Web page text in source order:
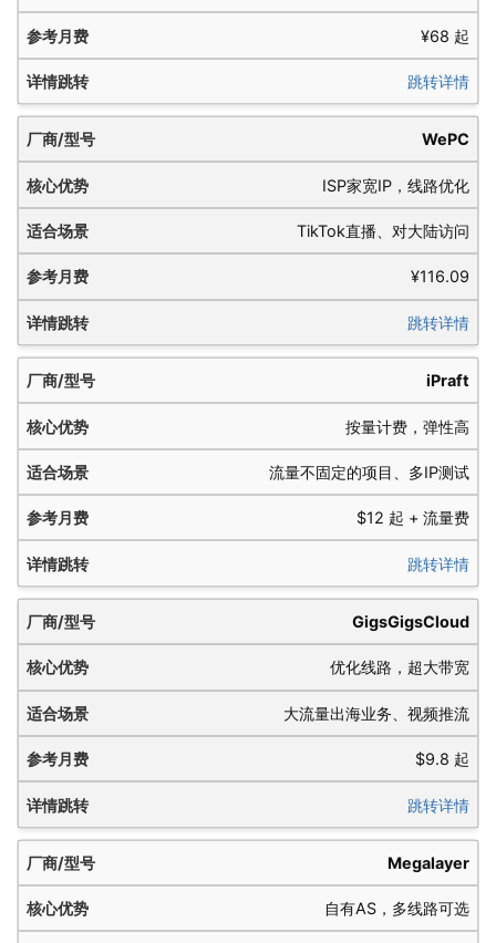
¥68 起
跳转详情
WePC
ISP家宽IP，线路优化
TikTok直播、对大陆访问
¥116.09
跳转详情
iPraft
按量计费，弹性高
流量不固定的项目、多IP测试
$12 起 + 流量费
跳转详情
GigsGigsCloud
优化线路，超大带宽
大流量出海业务、视频推流
$9.8 起
跳转详情
Megalayer
自有AS，多线路可选